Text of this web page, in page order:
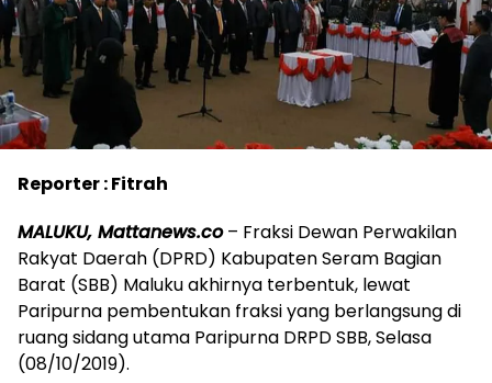
Reporter : Fitrah
MALUKU, Mattanews.co– Fraksi Dewan Perwakilan
Rakyat Daerah (DPRD) Kabupaten Seram Bagian
Barat (SBB) Maluku akhirnya terbentuk, lewat
Paripurna pembentukan fraksi yang berlangsung di
ruang sidang utama Paripurna DRPD SBB, Selasa
(08/10/2019).